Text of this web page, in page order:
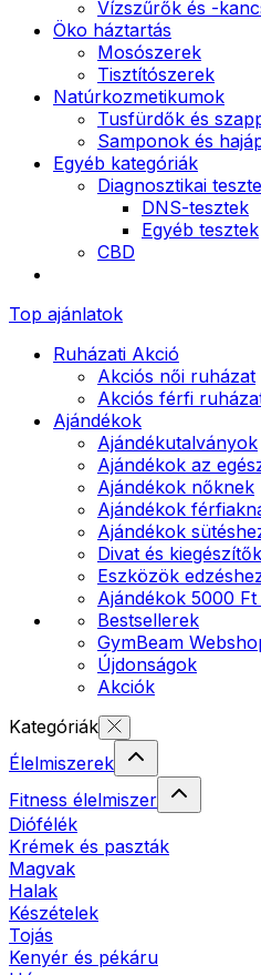
Vízszűrők és -
Öko háztartás
Mosószerek
Tisztítószerek
Natúrkozmetikumok
Tusfürdők és
Samponok és
Egyéb kategóriák
Diagnosztikai
DNS-tesztek
Egyéb tesztek
CBD
Top ajánlatok
Ruházati Akció
Akciós női ruházat
Akciós férfi
Ajándékok
Ajándékutalványok
Ajándékok az
Ajándékok nőknek
Ajándékok
Ajándékok
Divat és kiegészítők
Eszközök
Ajándékok 5000 Ft
Bestsellerek
GymBeam
Újdonságok
Akciók
Kategóriák
Élelmiszerek
Fitness élelmiszer
Diófélék
Krémek és paszták
Magvak
Halak
Készételek
Tojás
Kenyér és pékáru